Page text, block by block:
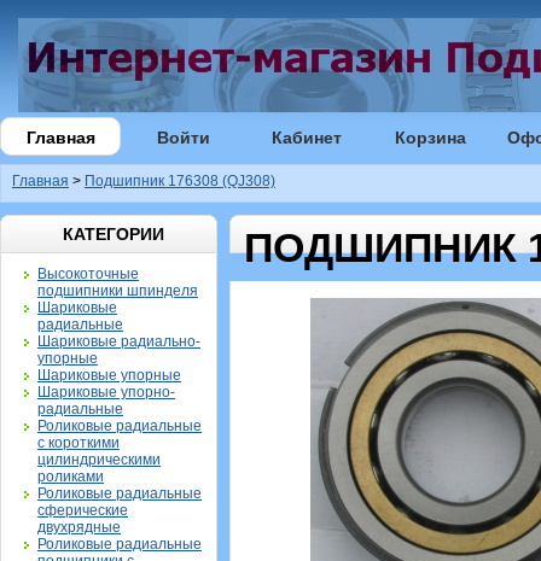
Главная Войти Кабинет Корзина
Главная > Подшипник 176308 (QJ308)
КАТЕГОРИИ
Высокоточные
подшипники шпинделя
Шариковые
радиальные
Шариковые радиально-
упорные
Шариковые упорные
Шариковые упорно-
радиальные
Роликовые радиальные
с короткими
цилиндрическими
роликами
Роликовые радиальные
сферические
двухрядные
Роликовые радиальные
ПОДШИПНИК